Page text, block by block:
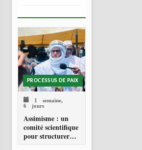
PROCESSUS DE PAIX
1 semaine,
6 jours
Assimisme : un
comité scientifique
pour structurer
une doctrine de la